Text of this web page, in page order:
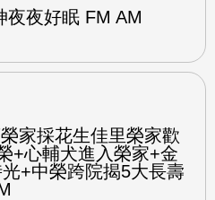
夜夜好眠 FM AM
家採花生佳里榮家歡
+心輔犬進入榮家+金
+中榮跨院揭5大長壽